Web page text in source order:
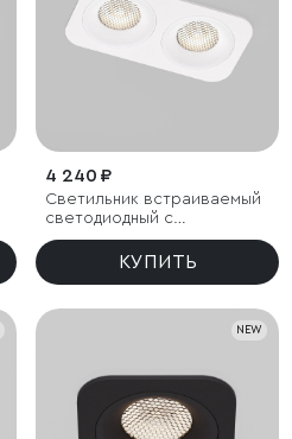
4 240 ₽
Светильник встраиваемый
светодиодный с
антибликовой решеткой
Tetro 20W 4000K белый
КУПИТЬ
NEW